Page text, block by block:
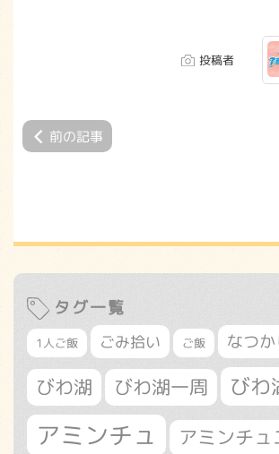
投稿者
前の記事
タグ一覧
1人ご飯 ごみ拾い ご飯 なつ
びわ湖 びわ湖一周 びわ
アミンチュ アミンチュ